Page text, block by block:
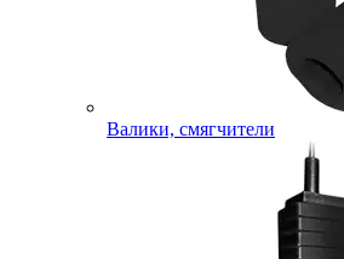
Валики, смягчители